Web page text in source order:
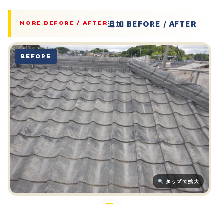
MORE BEFORE / AFTER追加 BEFORE / AFTER
タップで拡大
BEFORE